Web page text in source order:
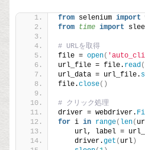
from selenium import
from time import
# URLを取得
file = open(
url_file = file. read
url_data = url_file.
file.close()
# クリック処理
driver = webdriver.
for i in range( len(
url, label =
    driver.
get ( url )